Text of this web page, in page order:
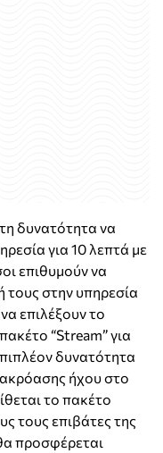
δυνατότητα να
για 10 λεπτά με
επιθυμούν να
στην υπηρεσία
επιλέξουν το
“Stream” για
δυνατότητα
ήχου στο
τo πακέτο
τους επιβάτες της
προσφέρεται